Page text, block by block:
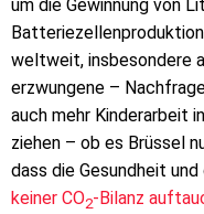
um die Gewinnung von
weltweit, insbesondere
erzwungene –
auch mehr Kinderarbeit
ziehen – ob es Brüssel
dass die Gesundheit
keiner CO2-Bilanz